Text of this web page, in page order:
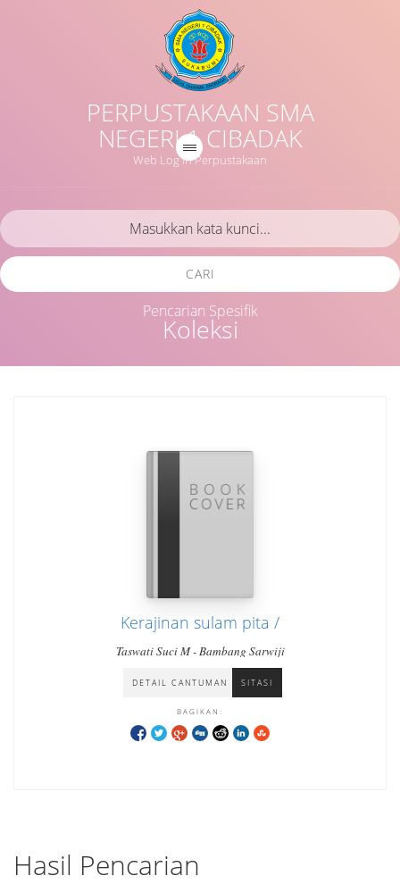
PERPUSTAKAAN SMA
NEGERI 1 CIBADAK
Web Log in Perpustakaan
Koleksi
CARI
Pencarian Spesifik
Kerajinan sulam pita /
Taswati Suci M - Bambang Sarwiji
DETAIL CANTUMAN SITASI
BAGIKAN:
Hasil Pencarian